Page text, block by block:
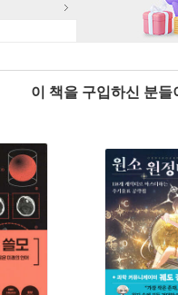
이 책을 구입하신 분